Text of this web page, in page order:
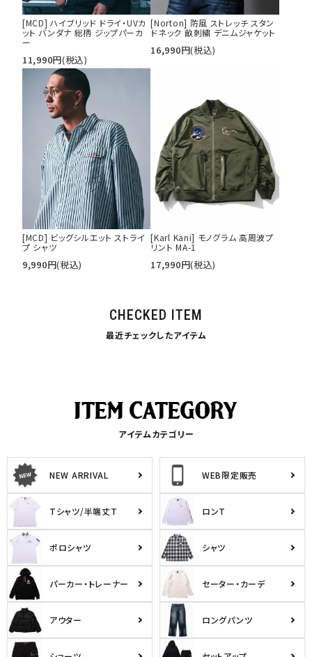
[MCD] ハイブリッド ドライ・UVカ
ット バンダナ 総柄 ジップパーカ
ー
11,990円(税込)
[Norton] 防風 ストレッチ スタン
ドネック 畝刺繍 デニムジャケット
16,990円(税込)
[MCD] ビッグシルエット ストライ
プ シャツ
9,990円(税込)
[Karl Kani] モノグラム 高周波プ
リント MA-1
17,990円(税込)
CHECKED ITEM
最近チェックしたアイテム
アイテムカテゴリー
NEW ARRIVAL WEB限定販売
Tシャツ/半端丈T ロンT
ポロシャツ シャツ
パーカー・トレーナー セーター・カーデ
アウター ロングパンツ